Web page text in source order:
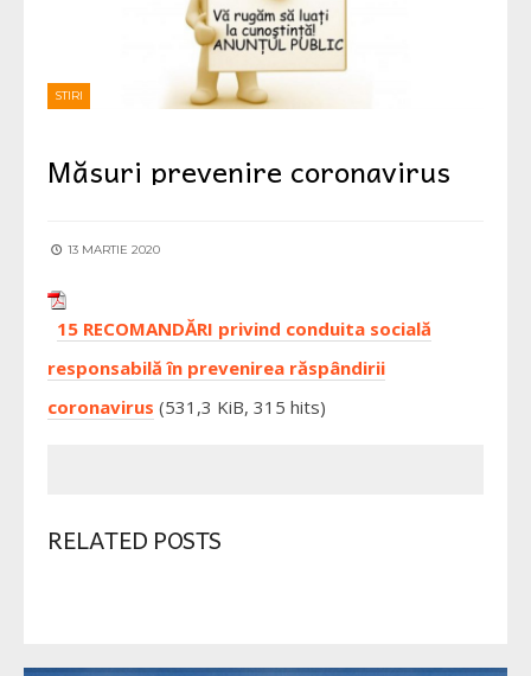
STIRI
Măsuri prevenire coronavirus
13 MARTIE 2020
15 RECOMANDĂRI privind conduita socială
responsabilă în prevenirea răspândirii
coronavirus (531,3 KiB, 315 hits)
RELATED POSTS